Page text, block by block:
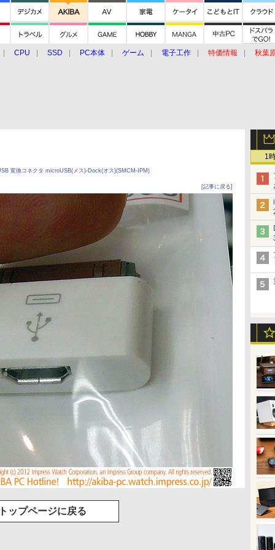
CPU SSD PC本体 ゲーム 電子工作 特価情報
秋葉
1
変換コネクタ microUSB(メス)-Dock(オス)(SMCM-IPM)
[記事に戻る]
ップページに戻る